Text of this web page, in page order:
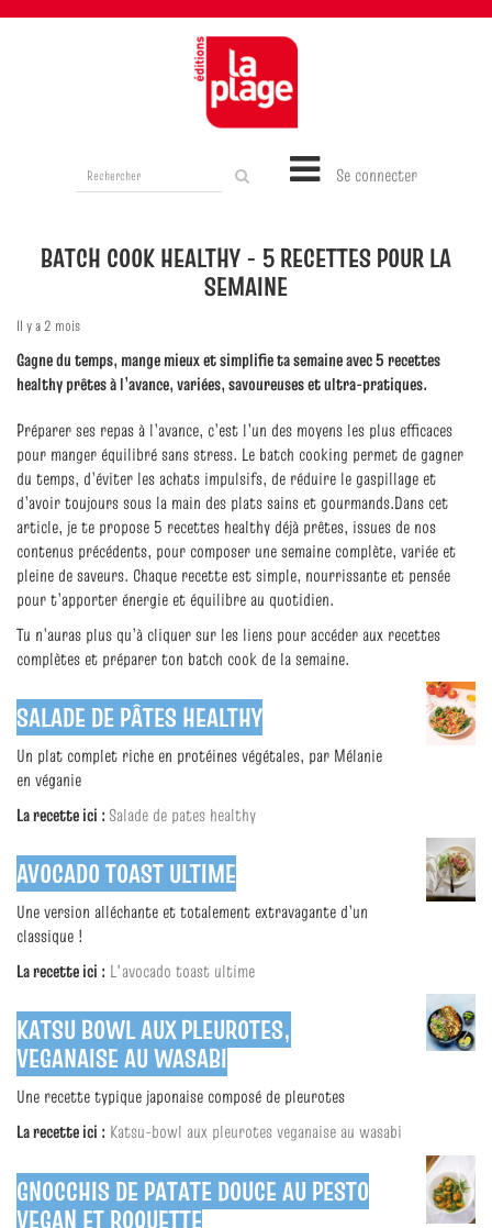
Se connecter
BATCH COOK HEALTHY - 5 RECETTES POUR LA
SEMAINE
Il y a 2 mois
Gagne du temps, mange mieux et simplifie ta semaine avec 5 recettes
healthy prêtes à l’avance, variées, savoureuses et ultra‑pratiques.
Préparer ses repas à l’avance, c’est l’un des moyens les plus efficaces
pour manger équilibré sans stress. Le batch cooking permet de gagner
du temps, d’éviter les achats impulsifs, de réduire le gaspillage et
d’avoir toujours sous la main des plats sains et gourmands.Dans cet
article, je te propose 5 recettes healthy déjà prêtes, issues de nos
contenus précédents, pour composer une semaine complète, variée et
pleine de saveurs. Chaque recette est simple, nourrissante et pensée
pour t’apporter énergie et équilibre au quotidien.
Tu n’auras plus qu’à cliquer sur les liens pour accéder aux recettes
complètes et préparer ton batch cook de la semaine.
SALADE DE PÂTES HEALTHY
Un plat complet riche en protéines végétales, par Mélanie
en véganie
La recette ici : Salade de pates healthy
AVOCADO TOAST ULTIME
Une version alléchante et totalement extravagante d’un
classique !
La recette ici : L'avocado toast ultime
KATSU BOWL AUX PLEUROTES,
VEGANAISE AU WASABI
Une recette typique japonaise composé de pleurotes
La recette ici : Katsu-bowl aux pleurotes veganaise au wasabi
GNOCCHIS DE PATATE DOUCE AU PESTO
VEGAN ET ROQUETTE